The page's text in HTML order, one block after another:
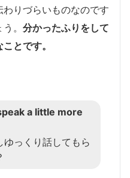
りづらいものなのです
。 分かったふりをして
とです。
a little more
ゆっくり話してもら